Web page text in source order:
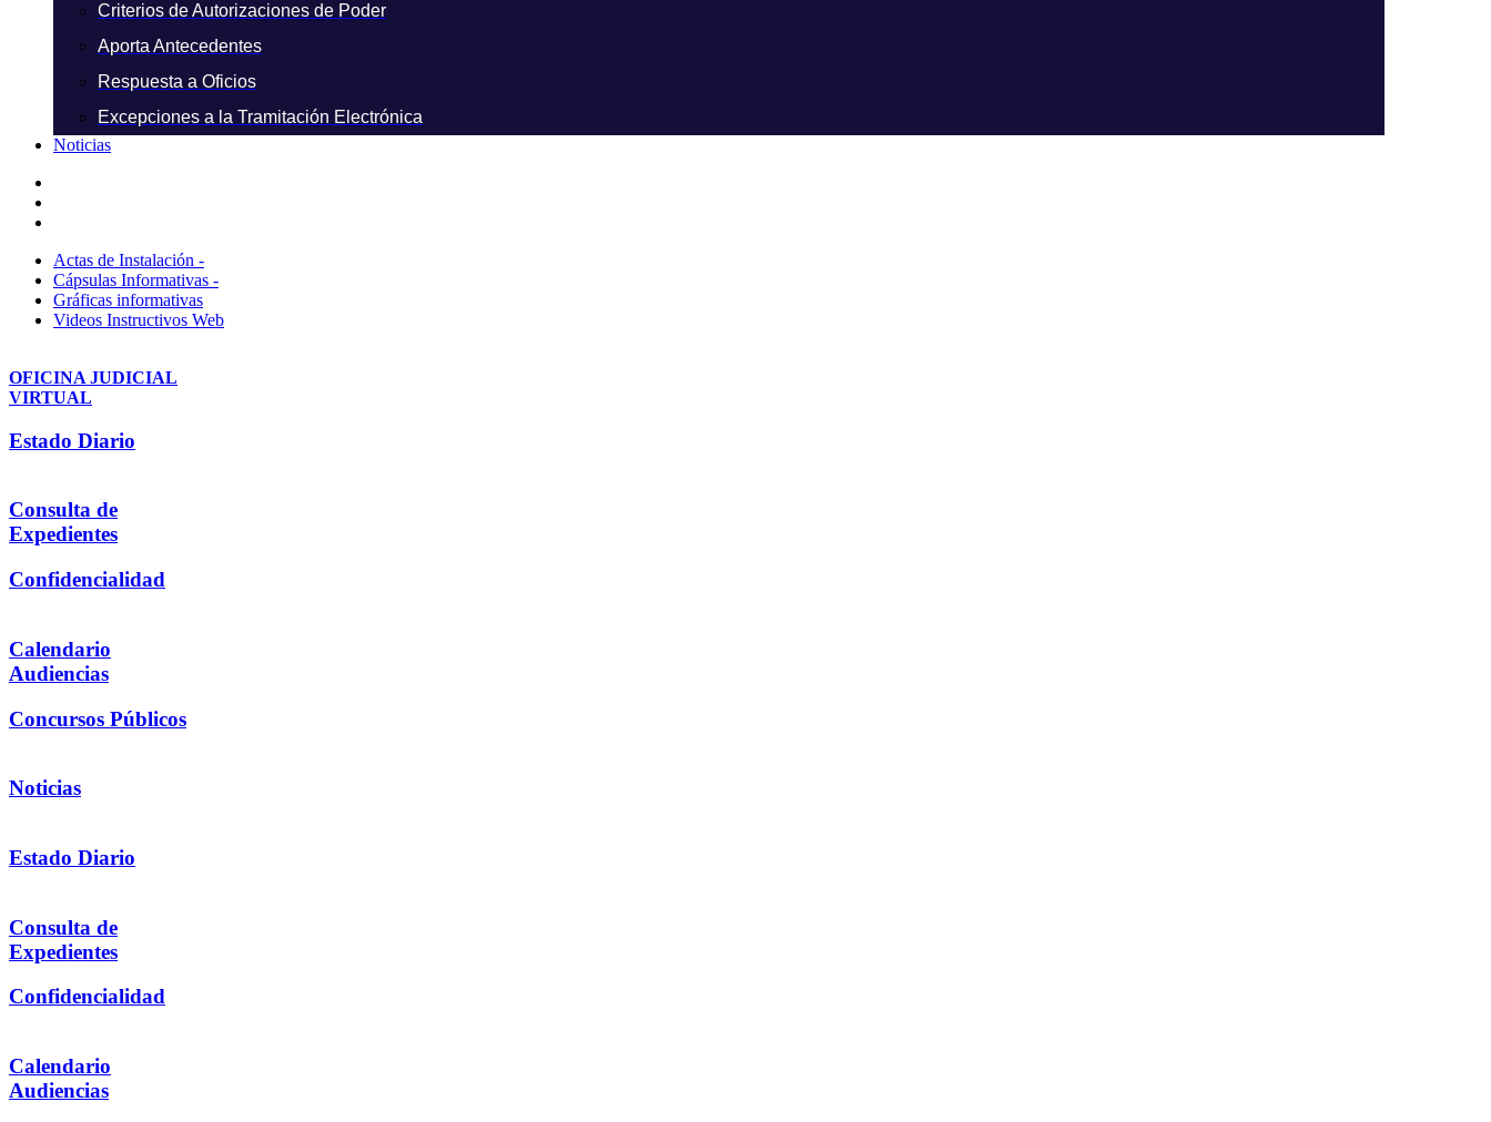
Criterios de Autorizaciones de Poder
Aporta Antecedentes
Respuesta a Oficios
Excepciones a la Tramitación Electrónica
Noticias
Actas de Instalación -
Cápsulas Informativas -
Gráficas informativas
Videos Instructivos Web
OFICINA JUDICIAL
VIRTUAL
Estado Diario
Consulta de
Expedientes
Confidencialidad
Calendario
Audiencias
Concursos Públicos
Noticias
Estado Diario
Consulta de
Expedientes
Confidencialidad
Calendario
Audiencias